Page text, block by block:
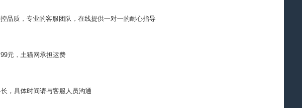
品质，专业的客服团队，在线提供一对一的耐心指导
元，土猫网承担运费
，具体时间请与客服人员沟通